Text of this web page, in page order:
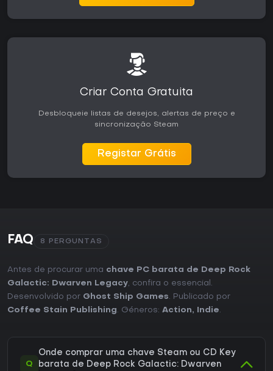
Criar Conta Gratuita
Desbloqueie listas de desejos, alertas de preço e
sincronização Steam
Registar Grátis
FAQ 8 PERGUNTAS
Antes de procurar uma chave PC barata de Deep Rock
Galactic: Dwarven Legacy, confira o essencial.
Desenvolvido por Ghost Ship Games. Publicado por
Coffee Stain Publishing. Géneros: Action, Indie.
Q
Onde comprar uma chave Steam ou CD Key
barata de Deep Rock Galactic: Dwarven